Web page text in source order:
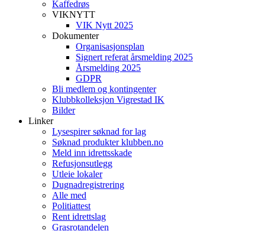
Kaffedrøs
VIKNYTT
VIK Nytt 2025
Dokumenter
Organisasjonsplan
Signert referat årsmelding 2025
Årsmelding 2025
GDPR
Bli medlem og kontingenter
Klubbkolleksjon Vigrestad IK
Bilder
Linker
Lysespirer søknad for lag
Søknad produkter klubben.no
Meld inn idrettsskade
Refusjonsutlegg
Utleie lokaler
Dugnadregistrering
Alle med
Politiattest
Rent idrettslag
Grasrotandelen